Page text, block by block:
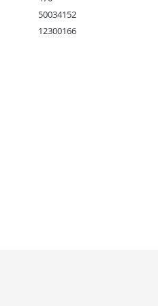
50034152
12300166